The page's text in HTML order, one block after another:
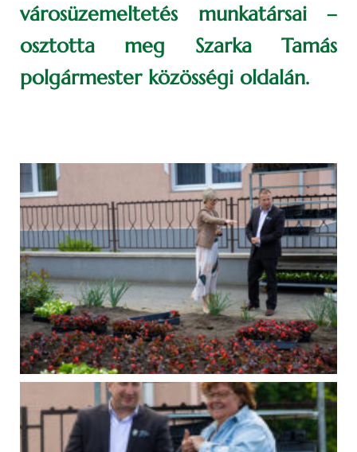
városüzemeltetés munkatársai –
osztotta meg Szarka Tamás
polgármester közösségi oldalán.